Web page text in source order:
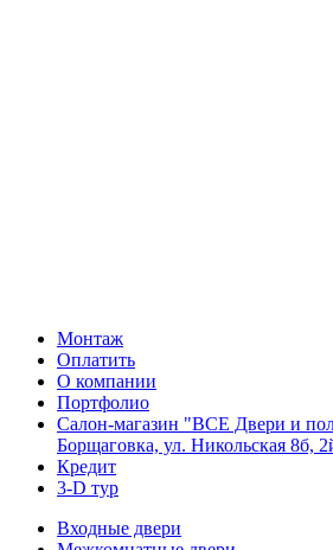
Монтаж
Оплатить
О компании
Портфолио
Салон-магазин "ВСЕ Двери и
Борщаговка, ул. Никольская 8б,
Кредит
3-D тур
Входные двери